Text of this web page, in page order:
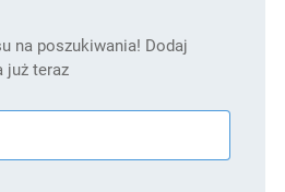
na poszukiwania! Dodaj
już teraz